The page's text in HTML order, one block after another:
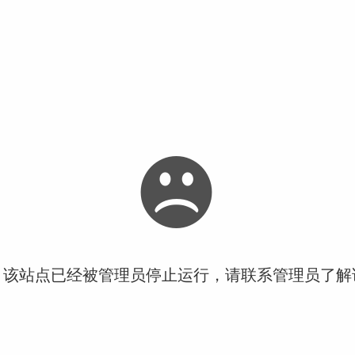
站点已经被管理员停止运行，请联系管理员了